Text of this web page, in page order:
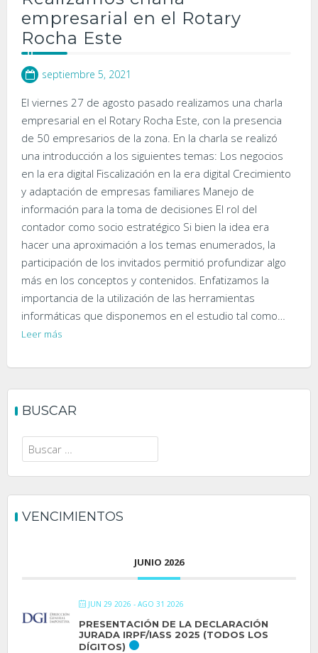
empresarial en el Rotary
Rocha Este
septiembre 5, 2021
El viernes 27 de agosto pasado realizamos una charla
empresarial en el Rotary Rocha Este, con la presencia
de 50 empresarios de la zona. En la charla se realizó
una introducción a los siguientes temas: Los negocios
en la era digital Fiscalización en la era digital Crecimiento
y adaptación de empresas familiares Manejo de
información para la toma de decisiones El rol del
contador como socio estratégico Si bien la idea era
hacer una aproximación a los temas enumerados, la
participación de los invitados permitió profundizar algo
más en los conceptos y contenidos. Enfatizamos la
importancia de la utilización de las herramientas
informáticas que disponemos en el estudio tal como…
Leer más
BUSCAR
Buscar:
VENCIMIENTOS
JUNIO 2026
JUN 29 2026 - AGO 31 2026
PRESENTACIÓN DE LA DECLARACIÓN
JURADA IRPF/IASS 2025 (TODOS LOS
DÍGITOS)